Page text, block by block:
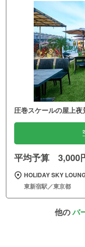
圧巻スケールの屋上
平均予算 3,000
HOLIDAY SKY
東新宿駅／東京都
他のバ